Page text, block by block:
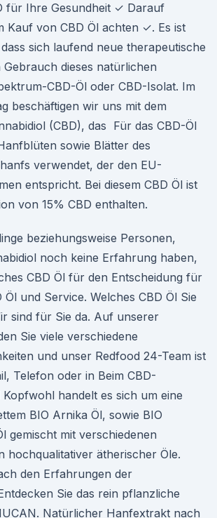
für Ihre Gesundheit ✓ Darauf
Kauf von CBD Öl achten ✓. Es ist
sich laufend neue therapeutische
dieses natürlichen
CBD-Öl oder CBD-Isolat. Im
beschäftigen wir uns mit dem
(CBD), das Für das CBD-Öl
sowie Blätter des
verwendet, der den EU-
entspricht. Bei diesem CBD Öl ist
von 15% CBD enthalten.
beziehungsweise Personen,
noch keine Erfahrung haben,
CBD Öl für den Entscheidung für
Öl und Service. Welches CBD Öl Sie
sind für Sie da. Auf unserer
Sie viele verschiedene
und unser Redfood 24-Team ist
Telefon oder in Beim CBD-
handelt es sich um eine
BIO Arnika Öl, sowie BIO
gemischt mit verschiedenen
hochqualitativer ätherischer Öle.
den Erfahrungen der
Sie das rein pflanzliche
Natürlicher Hanfextrakt nach